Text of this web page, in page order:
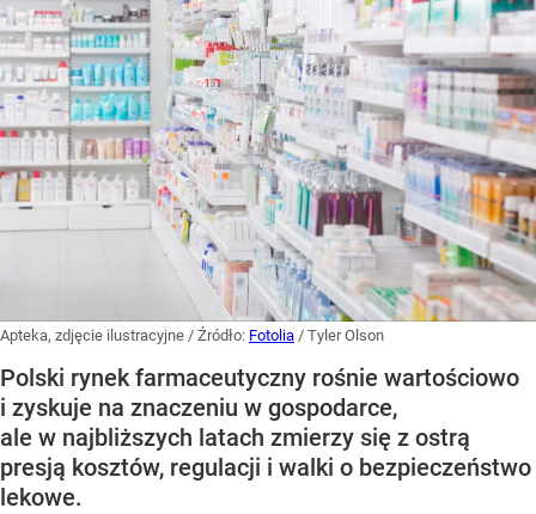
Apteka, zdjęcie ilustracyjne / Źródło: Fotolia / Tyler Olson
Polski rynek farmaceutyczny rośnie wartościowo
i zyskuje na znaczeniu w gospodarce,
ale w najbliższych latach zmierzy się z ostrą
presją kosztów, regulacji i walki o bezpieczeństwo
lekowe.